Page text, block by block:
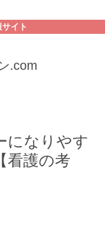
イト
.com
になりやす
看護の考